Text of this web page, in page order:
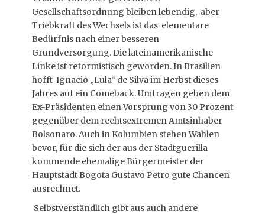
Gesellschaftsordnung bleiben lebendig, aber
Triebkraft des Wechsels ist das elementare
Bedürfnis nach einer besseren
Grundversorgung. Die lateinamerikanische
Linke ist reformistisch geworden. In Brasilien
hofft Ignacio „Lula“ de Silva im Herbst dieses
Jahres auf ein Comeback. Umfragen geben dem
Ex-Präsidenten einen Vorsprung von 30 Prozent
gegenüber dem rechtsextremen Amtsinhaber
Bolsonaro. Auch in Kolumbien stehen Wahlen
bevor, für die sich der aus der Stadtguerilla
kommende ehemalige Bürgermeister der
Hauptstadt Bogota Gustavo Petro gute Chancen
ausrechnet.
Selbstverständlich gibt aus auch andere